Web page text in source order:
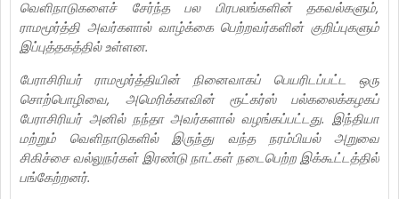
வெளிநாடுகளைச் சேர்ந்த பல பிரபலங்களின் தகவல்களும்,
ராமமூர்த்தி அவர்களால் வாழ்க்கை பெற்றவர்களின் குறிப்புகளும்
இப்புத்தகத்தில் உள்ளன.
பேராசிரியர் ராமமூர்த்தியின் நினைவாகப் பெயரிடப்பட்ட ஒரு
சொற்பொழிவை, அமெரிக்காவின் ரூட்கர்ஸ் பல்கலைக்கழகப்
பேராசிரியர் அனில் நந்தா அவர்களால் வழங்கப்பட்டது. இந்தியா
மற்றும் வெளிநாடுகளில் இருந்து வந்த நரம்பியல் அறுவை
சிகிச்சை வல்லுநர்கள் இரண்டு நாட்கள் நடைபெற்ற இக்கூட்டத்தில்
பங்கேற்றனர்.